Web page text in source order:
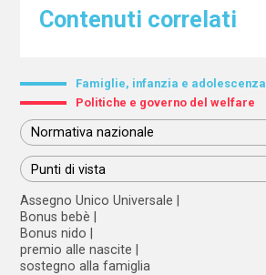
Contenuti correlati
Famiglie, infanzia e adolescenza
Politiche e governo del welfare
Normativa nazionale
Punti di vista
Assegno Unico Universale
Bonus bebè
Bonus nido
premio alle nascite
sostegno alla famiglia